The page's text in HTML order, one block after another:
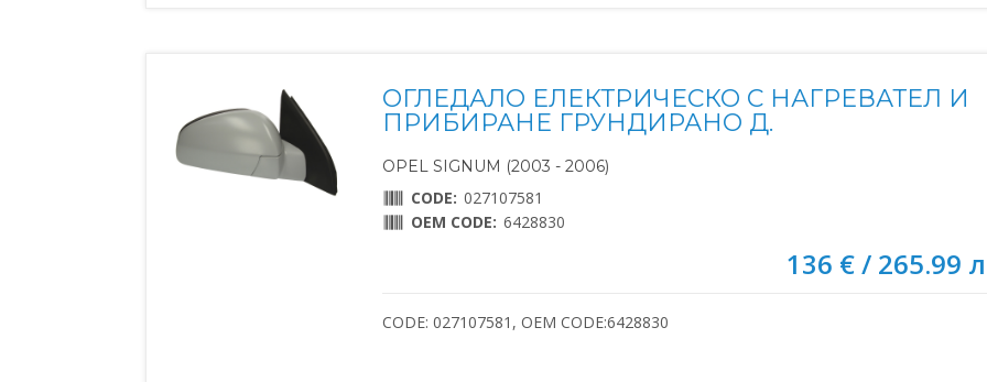
ОГЛЕДАЛО ЕЛЕКТРИЧЕСКО С НАГРЕВАТЕЛ И
ПРИБИРАНЕ ГРУНДИРАНО Д.
OPEL SIGNUM (2003 - 2006)
CODE: 027107581
OEM CODE: 6428830
136 € / 265.99
CODE: 027107581, OEM CODE:6428830